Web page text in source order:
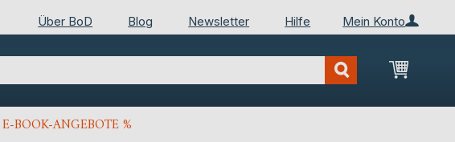
Mein Konto
Über BoD Blog Newsletter Hilfe
Mein
E-BOOK-ANGEBOTE %